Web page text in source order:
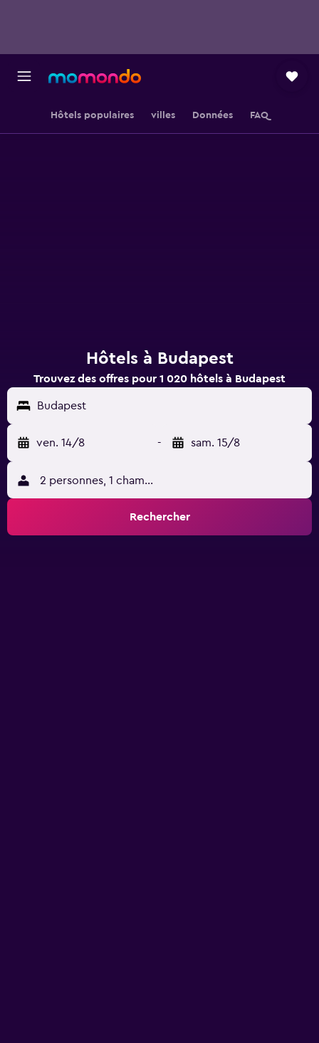
Hôtels populaires villes Données FAQ
Hôtels à Budapest
Trouvez des offres pour 1 020 hôtels à Budapest
Budapest
ven. 14/8 - sam. 15/8
2 personnes, 1 chambre
Rechercher